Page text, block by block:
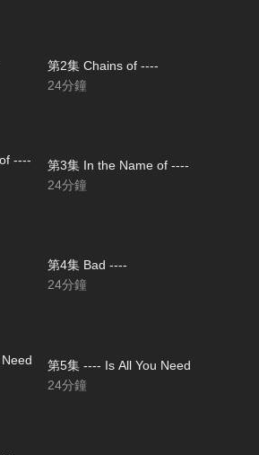
第2集 Chains of ----
24分鐘
第3集 In the Name of ----
24分鐘
第4集 Bad ----
24分鐘
第5集 ---- Is All You Need
24分鐘